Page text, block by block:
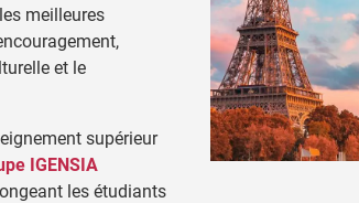
meilleures
et le
supérieur
IGENSIA
les étudiants